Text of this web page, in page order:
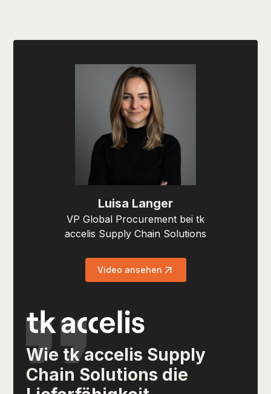
Luisa Langer
VP Global Procurement bei tk
accelis Supply Chain Solutions
Video ansehen
Wie tk accelis Supply
Chain Solutions die